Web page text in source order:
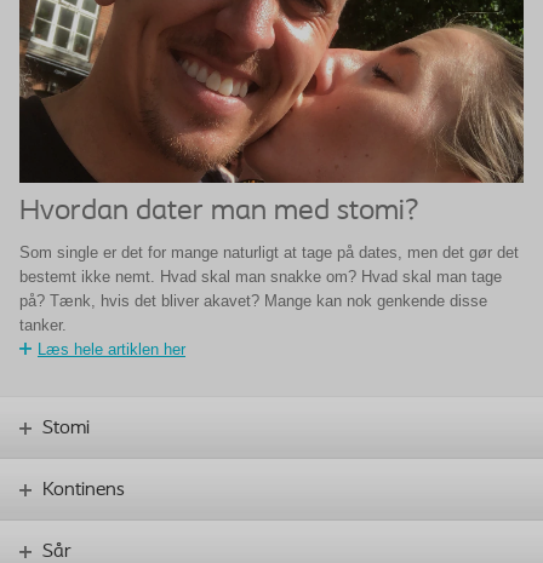
Hvordan dater man med stomi?
Som single er det for mange naturligt at tage på dates, men det gør det
bestemt ikke nemt. Hvad skal man snakke om? Hvad skal man tage
på? Tænk, hvis det bliver akavet? Mange kan nok genkende disse
tanker.
Læs hele artiklen her
Stomi
Kontinens
Sår